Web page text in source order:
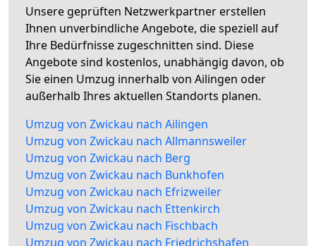
Unsere geprüften Netzwerkpartner erstellen
Ihnen unverbindliche Angebote, die speziell auf
Ihre Bedürfnisse zugeschnitten sind. Diese
Angebote sind kostenlos, unabhängig davon, ob
Sie einen Umzug innerhalb von Ailingen oder
außerhalb Ihres aktuellen Standorts planen.
Umzug von Zwickau nach Ailingen
Umzug von Zwickau nach Allmannsweiler
Umzug von Zwickau nach Berg
Umzug von Zwickau nach Bunkhofen
Umzug von Zwickau nach Efrizweiler
Umzug von Zwickau nach Ettenkirch
Umzug von Zwickau nach Fischbach
Umzug von Zwickau nach Friedrichshafen